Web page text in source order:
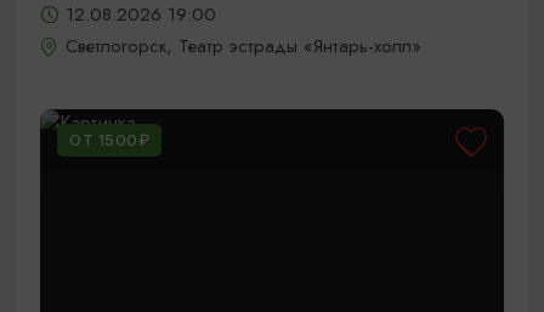
12.08.2026 19:00
Светлогорск, Театр эстрады «Янтарь-холл»
ОТ 1500₽